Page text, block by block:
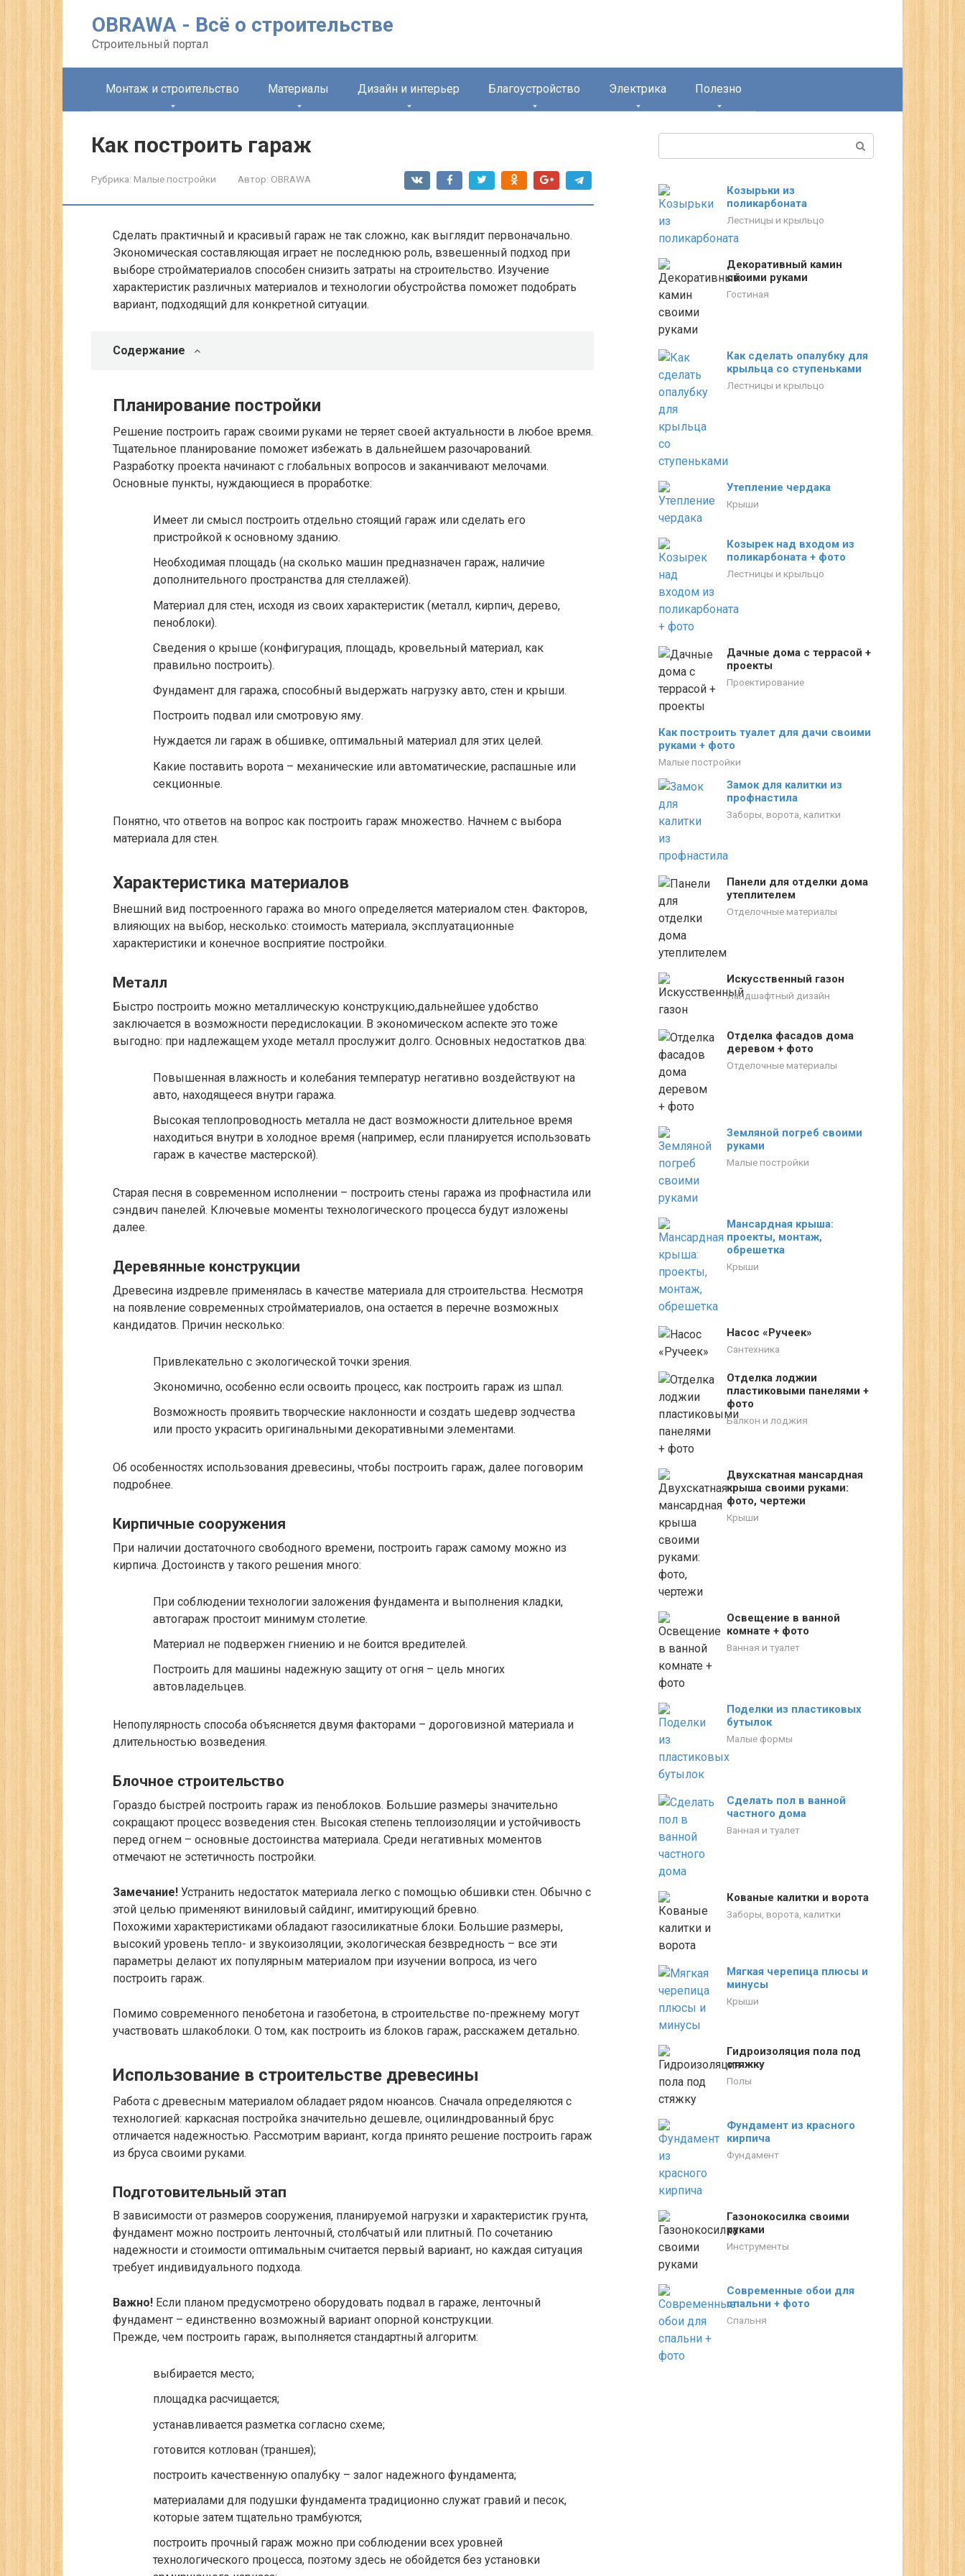
OBRAWA - Всё о строительстве
Строительный портал
Монтаж и строительство Материалы Дизайн и интерьер Благоустройство Электрика Полезно
Как построить гараж
Рубрика: Малые постройки Автор: OBRAWA
Сделать практичный и красивый гараж не так сложно, как выглядит первоначально.
Экономическая составляющая играет не последнюю роль, взвешенный подход при
выборе стройматериалов способен снизить затраты на строительство. Изучение
характеристик различных материалов и технологии обустройства поможет подобрать
вариант, подходящий для конкретной ситуации.
Содержание
Планирование постройки
Решение построить гараж своими руками не теряет своей актуальности в любое время.
Тщательное планирование поможет избежать в дальнейшем разочарований.
Разработку проекта начинают с глобальных вопросов и заканчивают мелочами.
Основные пункты, нуждающиеся в проработке:
Имеет ли смысл построить отдельно стоящий гараж или сделать его
пристройкой к основному зданию.
Необходимая площадь (на сколько машин предназначен гараж, наличие
дополнительного пространства для стеллажей).
Материал для стен, исходя из своих характеристик (металл, кирпич, дерево,
пеноблоки).
Сведения о крыше (конфигурация, площадь, кровельный материал, как
правильно построить).
Фундамент для гаража, способный выдержать нагрузку авто, стен и крыши.
Построить подвал или смотровую яму.
Нуждается ли гараж в обшивке, оптимальный материал для этих целей.
Какие поставить ворота – механические или автоматические, распашные или
секционные.
Понятно, что ответов на вопрос как построить гараж множество. Начнем с выбора
материала для стен.
Характеристика материалов
Внешний вид построенного гаража во много определяется материалом стен. Факторов,
влияющих на выбор, несколько: стоимость материала, эксплуатационные
характеристики и конечное восприятие постройки.
Металл
Быстро построить можно металлическую конструкцию,дальнейшее удобство
заключается в возможности передислокации. В экономическом аспекте это тоже
выгодно: при надлежащем уходе металл прослужит долго. Основных недостатков два:
Повышенная влажность и колебания температур негативно воздействуют на
авто, находящееся внутри гаража.
Высокая теплопроводность металла не даст возможности длительное время
находиться внутри в холодное время (например, если планируется использовать
гараж в качестве мастерской).
Старая песня в современном исполнении – построить стены гаража из профнастила или
сэндвич панелей. Ключевые моменты технологического процесса будут изложены
далее.
Деревянные конструкции
Древесина издревле применялась в качестве материала для строительства. Несмотря
на появление современных стройматериалов, она остается в перечне возможных
кандидатов. Причин несколько:
Привлекательно с экологической точки зрения.
Экономично, особенно если освоить процесс, как построить гараж из шпал.
Возможность проявить творческие наклонности и создать шедевр зодчества
или просто украсить оригинальными декоративными элементами.
Об особенностях использования древесины, чтобы построить гараж, далее поговорим
подробнее.
Кирпичные сооружения
При наличии достаточного свободного времени, построить гараж самому можно из
кирпича. Достоинств у такого решения много:
При соблюдении технологии заложения фундамента и выполнения кладки,
автогараж простоит минимум столетие.
Материал не подвержен гниению и не боится вредителей.
Построить для машины надежную защиту от огня – цель многих
автовладельцев.
Непопулярность способа объясняется двумя факторами – дороговизной материала и
длительностью возведения.
Блочное строительство
Гораздо быстрей построить гараж из пеноблоков. Большие размеры значительно
сокращают процесс возведения стен. Высокая степень теплоизоляции и устойчивость
перед огнем – основные достоинства материала. Среди негативных моментов
отмечают не эстетичность постройки.
Замечание! Устранить недостаток материала легко с помощью обшивки стен. Обычно с
этой целью применяют виниловый сайдинг, имитирующий бревно.
Похожими характеристиками обладают газосиликатные блоки. Большие размеры,
высокий уровень тепло- и звукоизоляции, экологическая безвредность – все эти
параметры делают их популярным материалом при изучении вопроса, из чего
построить гараж.
Помимо современного пенобетона и газобетона, в строительстве по-прежнему могут
участвовать шлакоблоки. О том, как построить из блоков гараж, расскажем детально.
Использование в строительстве древесины
Работа с древесным материалом обладает рядом нюансов. Сначала определяются с
технологией: каркасная постройка значительно дешевле, оцилиндрованный брус
отличается надежностью. Рассмотрим вариант, когда принято решение построить гараж
из бруса своими руками.
Подготовительный этап
В зависимости от размеров сооружения, планируемой нагрузки и характеристик грунта,
фундамент можно построить ленточный, столбчатый или плитный. По сочетанию
надежности и стоимости оптимальным считается первый вариант, но каждая ситуация
требует индивидуального подхода.
Важно! Если планом предусмотрено оборудовать подвал в гараже, ленточный
фундамент – единственно возможный вариант опорной конструкции.
Прежде, чем построить гараж, выполняется стандартный алгоритм:
выбирается место;
площадка расчищается;
устанавливается разметка согласно схеме;
готовится котлован (траншея);
построить качественную опалубку – залог надежного фундамента;
материалами для подушки фундамента традиционно служат гравий и песок,
которые затем тщательно трамбуются;
построить прочный гараж можно при соблюдении всех уровней
технологического процесса, поэтому здесь не обойдется без установки
Козырьки из
поликарбоната
Лестницы и крыльцо
Декоративный камин
своими руками
Гостиная
Как сделать опалубку для
крыльца со ступеньками
Лестницы и крыльцо
Утепление чердака
Крыши
Козырек над входом из
поликарбоната + фото
Лестницы и крыльцо
Дачные дома с террасой +
проекты
Проектирование
Как построить туалет для дачи своими
руками + фото
Малые постройки
Замок для калитки из
профнастила
Заборы, ворота, калитки
Панели для отделки дома
утеплителем
Отделочные материалы
Искусственный газон
Ландшафтный дизайн
Отделка фасадов дома
деревом + фото
Отделочные материалы
Земляной погреб своими
руками
Малые постройки
Мансардная крыша:
проекты, монтаж,
обрешетка
Крыши
Насос «Ручеек»
Сантехника
Отделка лоджии
пластиковыми панелями +
фото
Балкон и лоджия
Двухскатная мансардная
крыша своими руками:
фото, чертежи
Крыши
Освещение в ванной
комнате + фото
Ванная и туалет
Поделки из пластиковых
бутылок
Малые формы
Сделать пол в ванной
частного дома
Ванная и туалет
Кованые калитки и ворота
Заборы, ворота, калитки
Мягкая черепица плюсы и
минусы
Крыши
Гидроизоляция пола под
стяжку
Полы
Фундамент из красного
кирпича
Фундамент
Газонокосилка своими
руками
Инструменты
Современные обои для
спальни + фото
Спальня